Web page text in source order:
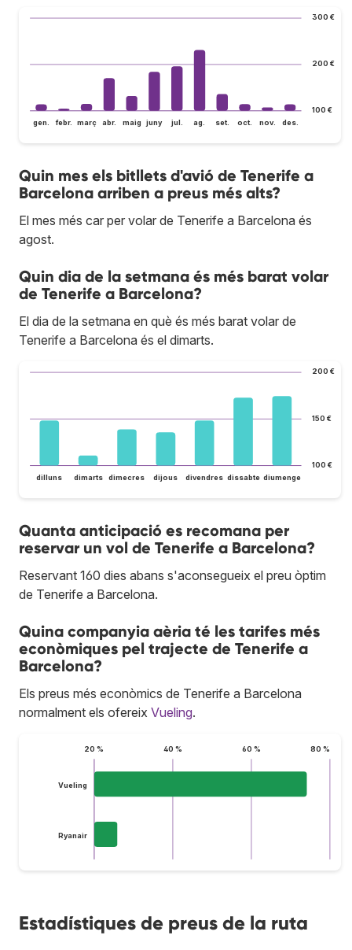
100 €
200 €
300 €
gen. febr. març abr. maig juny jul. ag. set. oct. nov. des.
Quin mes els bitllets d'avió de Tenerife a
Barcelona arriben a preus més alts?
El mes més car per volar de Tenerife a Barcelona és
agost.
Quin dia de la setmana és més barat volar
de Tenerife a Barcelona?
El dia de la setmana en què és més barat volar de
Tenerife a Barcelona és el dimarts.
100 €
150 €
200 €
dilluns dimarts dimecres dijous divendres dissabte diumenge
Quanta anticipació es recomana per
reservar un vol de Tenerife a Barcelona?
Reservant 160 dies abans s'aconsegueix el preu òptim
de Tenerife a Barcelona.
Quina companyia aèria té les tarifes més
econòmiques pel trajecte de Tenerife a
Barcelona?
Els preus més econòmics de Tenerife a Barcelona
normalment els ofereix Vueling.
20 % 40 % 60 % 80 %
Vueling
Ryanair
Estadístiques de preus de la ruta